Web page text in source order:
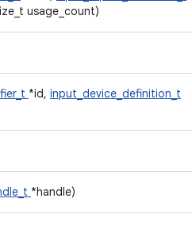
usage_count)
*id, input_device_definition_t
*handle)